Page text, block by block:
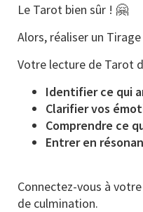
Le Tarot bien sûr ! 🤗
Alors, réaliser un
Votre lecture de Tarot
Identifier ce qui
Clarifier vos
Comprendre ce
Entrer en
Connectez-vous à
de culmination.